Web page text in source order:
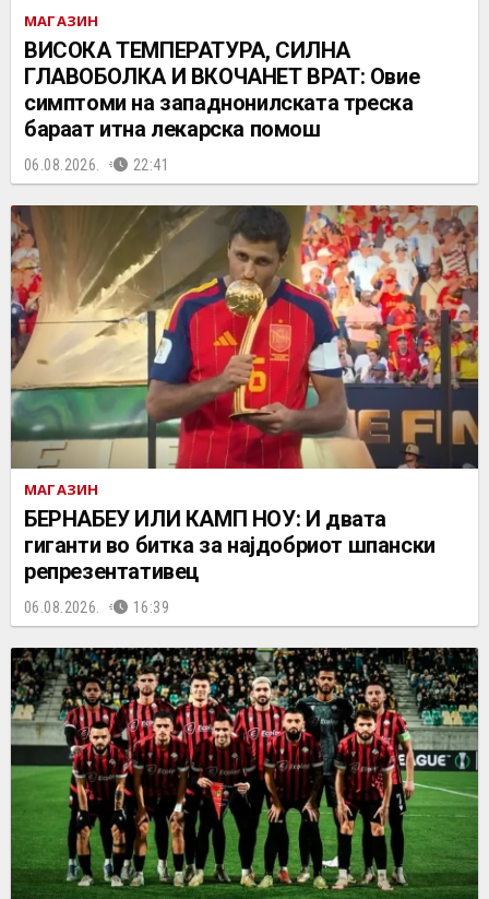
МАГАЗИН
ВИСОКА ТЕМПЕРАТУРА, СИЛНА
ГЛАВОБОЛКА И ВКОЧАНЕТ ВРАТ: Овие
симптоми на западнонилската треска
бараат итна лекарска помош
06.08.2026. 22:41
МАГАЗИН
БЕРНАБЕУ ИЛИ КАМП НОУ: И двата
гиганти во битка за најдобриот шпански
репрезентативец
06.08.2026. 16:39